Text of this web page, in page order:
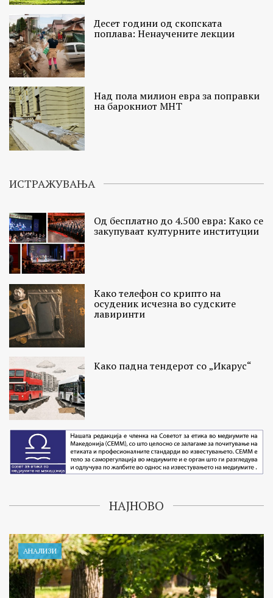
Десет години од скопската
поплава: Ненаучените лекции
Над пола милион евра за поправки
на барокниот МНТ
ИСТРАЖУВАЊА
Од бесплатно до 4.500 евра: Како се
закупуваат културните институции
Како телефон со крипто на
осуденик исчезна во судските
лавиринти
Како падна тендерот со „Икарус“
НАЈНОВО
АНАЛИЗИ